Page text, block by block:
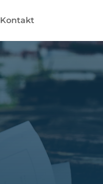
Kontakt